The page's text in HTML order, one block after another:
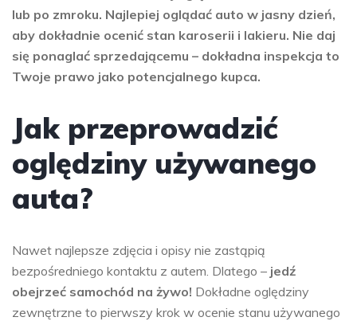
lub po zmroku. Najlepiej oglądać auto w jasny dzień,
aby dokładnie ocenić stan karoserii i lakieru. Nie daj
się ponaglać sprzedającemu – dokładna inspekcja to
Twoje prawo jako potencjalnego kupca.
Jak przeprowadzić
oględziny używanego
auta?
Nawet najlepsze zdjęcia i opisy nie zastąpią
bezpośredniego kontaktu z autem. Dlatego – jedź
obejrzeć samochód na żywo! Dokładne oględziny
zewnętrzne to pierwszy krok w ocenie stanu używanego